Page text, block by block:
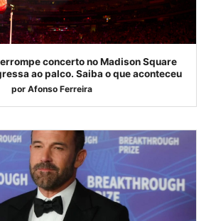
concerto no Madison Square
ao palco. Saiba o que aconteceu
por Afonso Ferreira